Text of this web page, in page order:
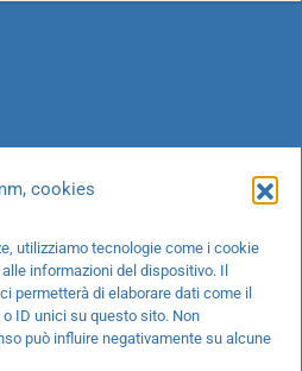
cookies
utilizziamo tecnologie come i cookie
informazioni del dispositivo. Il
permetterà di elaborare dati come il
ID unici su questo sito. Non
può influire negativamente su alcune